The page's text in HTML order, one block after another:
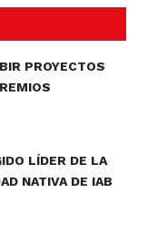
PROYECTOS
LÍDER DE LA
NATIVA DE IAB